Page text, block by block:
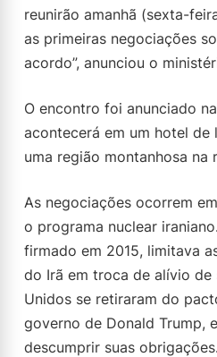
reunirão amanhã (sexta-
as primeiras negociações
acordo”, anunciou o
O encontro foi anunciado
acontecerá em um hotel de
uma região montanhosa na
As negociações ocorrem
o programa nuclear
firmado em 2015, limitava
do Irã em troca de alívio de
Unidos se retiraram do
governo de Donald Trump,
descumprir suas